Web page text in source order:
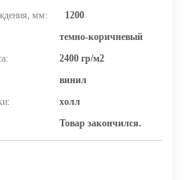
мм:
1200
темно-коричневый
2400 гр/м2
винил
холл
Товар закончился.